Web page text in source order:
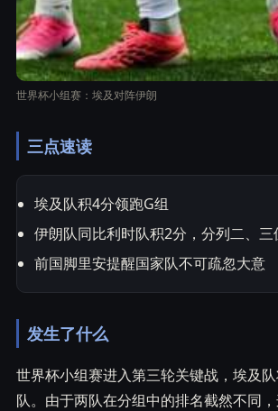
世界杯小组赛：埃及对阵伊朗
三点速读
埃及队积4分领跑G组
伊朗队同比利时队积2分，分列二、三
前国脚里安提醒国家队不可疏忽大意
发生了什么
世界杯小组赛进入第三轮关键战，埃及
队。由于两队在分组中的排名截然不同